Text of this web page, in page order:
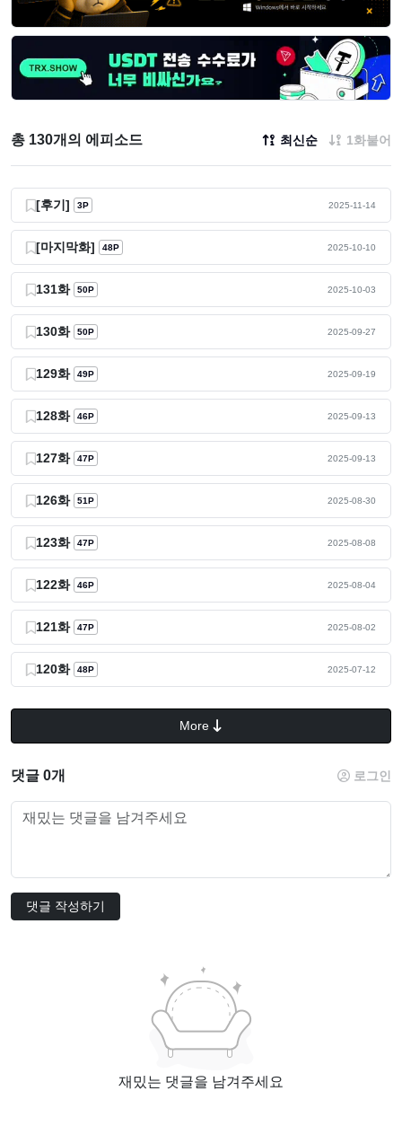
총 130개의 에피소드 최신순 1화붙어
[후기] 3P 2025-11-14
[마지막화] 48P 2025-10-10
131화 50P 2025-10-03
130화 50P 2025-09-27
129화 49P 2025-09-19
128화 46P 2025-09-13
127화 47P 2025-09-13
126화 51P 2025-08-30
123화 47P 2025-08-08
122화 46P 2025-08-04
121화 47P 2025-08-02
120화 48P 2025-07-12
More
댓글 0개 로그인
댓글 작성하기
재밌는 댓글을 남겨주세요